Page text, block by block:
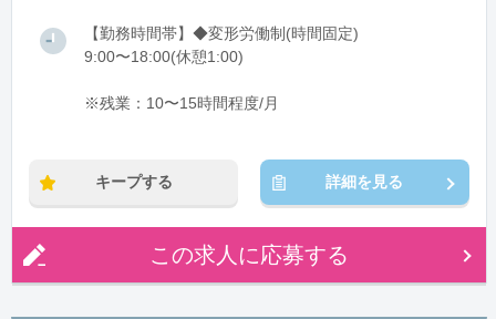
【勤務時間帯】◆変形労働制(時間固定)
9:00〜18:00(休憩1:00)
※残業：10〜15時間程度/月
キープする 詳細を見る
この求人に応募する